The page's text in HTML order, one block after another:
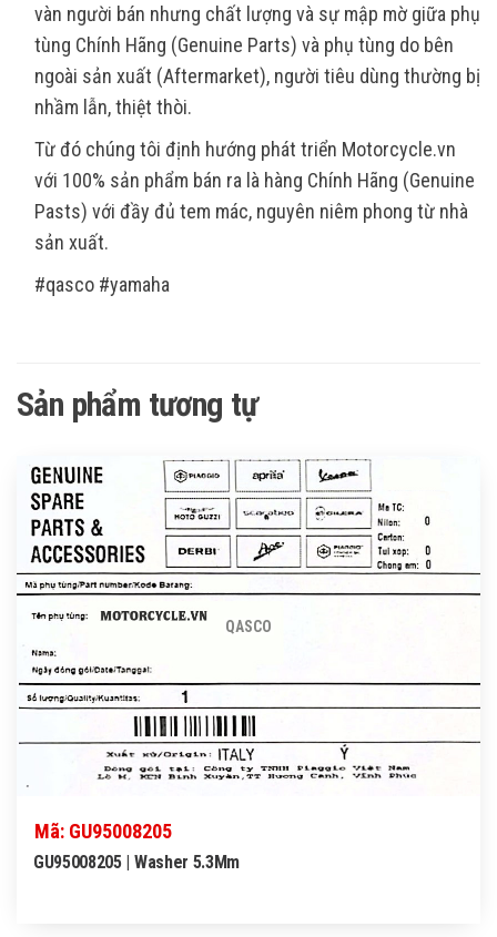
vàn người bán nhưng chất lượng và sự mập mờ giữa phụ
tùng Chính Hãng (Genuine Parts) và phụ tùng do bên
ngoài sản xuất (Aftermarket), người tiêu dùng thường bị
nhầm lẫn, thiệt thòi.
Từ đó chúng tôi định hướng phát triển Motorcycle.vn
với 100% sản phẩm bán ra là hàng Chính Hãng (Genuine
Pasts) với đầy đủ tem mác, nguyên niêm phong từ nhà
sản xuất.
#qasco #yamaha
Sản phẩm tương tự
QASCO
Mã: GU95008205
GU95008205 | Washer 5.3Mm